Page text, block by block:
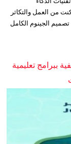
من العمل والتكاثر
الجينوم الكامل
ببرامج تعليمية